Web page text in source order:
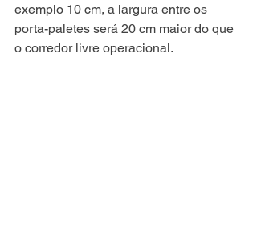
exemplo 10 cm, a largura entre os
porta-paletes será 20 cm maior do que
o corredor livre operacional.